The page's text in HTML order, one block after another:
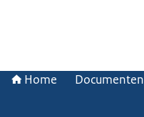
Home Documenten